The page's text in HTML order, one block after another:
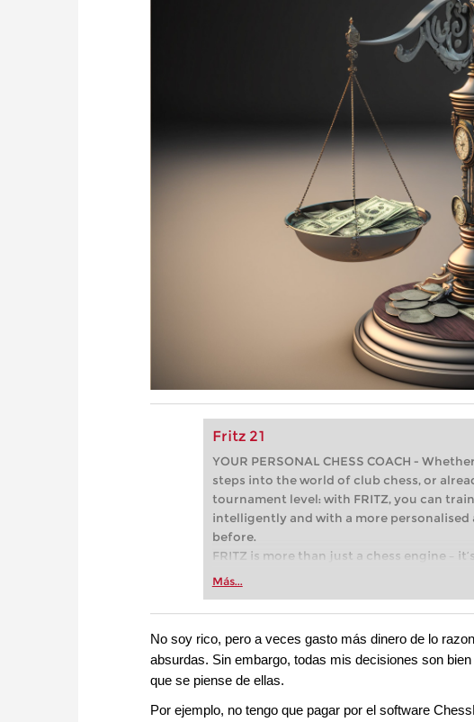
Fritz 21
YOUR PERSONAL CHESS COACH -
steps into the world of club chess, or
tournament level: with FRITZ, you can
intelligently and with a more personalised
before.
FRITZ is more than just a chess engine –
Whether you’re taking your first steps into
more efficiently, intelligently and with a
approach than ever before.
Más...
No soy rico, pero a veces gasto más dinero de lo
absurdas. Sin embargo, todas mis decisiones son
que se piense de ellas.
Por ejemplo, no tengo que pagar por el software